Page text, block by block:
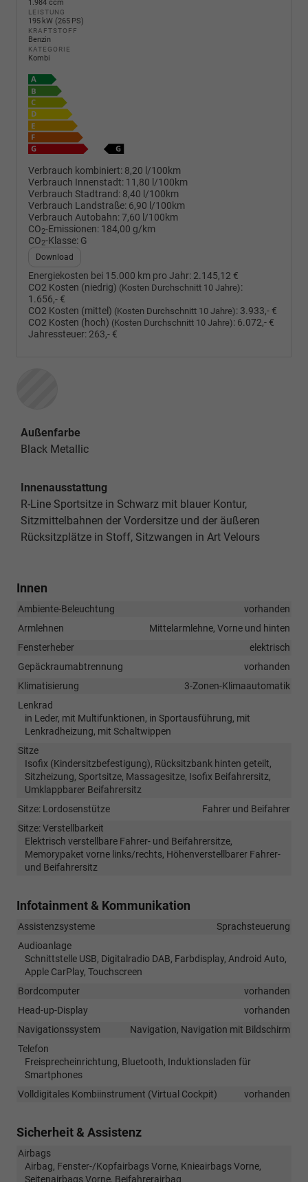
1.984 ccm
LEISTUNG
195 kW (265 PS)
KRAFTSTOFF
Benzin
KATEGORIE
Kombi
Verbrauch kombiniert: 8,20 l/100km
Verbrauch Innenstadt: 11,80 l/100km
Verbrauch Stadtrand: 8,40 l/100km
Verbrauch Landstraße: 6,90 l/100km
Verbrauch Autobahn:7,60 l/100km
CO2-Emissionen: 184,00 g/km
CO2-Klasse: G
Download
Energiekosten bei 15.000 km pro Jahr: 2.145,12 €
CO2 Kosten (niedrig) (Kosten Durchschnitt 10 Jahre):
1.656,- €
CO2 Kosten (mittel) (Kosten Durchschnitt 10 Jahre): 3.933,- €
CO2 Kosten (hoch) (Kosten Durchschnitt 10 Jahre): 6.072,- €
Jahressteuer: 263,- €
Außenfarbe
Black Metallic
Innenausstattung
R-Line Sportsitze in Schwarz mit blauer Kontur,
Sitzmittelbahnen der Vordersitze und der äußeren
Rücksitzplätze in Stoff, Sitzwangen in Art Velours
Innen
Ambiente-Beleuchtung
vorhanden
Armlehnen
Mittelarmlehne, Vorne und hinten
Fensterheber
elektrisch
Gepäckraumabtrennung
vorhanden
Klimatisierung
3-Zonen-Klimaautomatik
Lenkrad
in Leder, mit Multifunktionen, in Sportausführung, mit
Lenkradheizung, mit Schaltwippen
Sitze
Isofix (Kindersitzbefestigung), Rücksitzbank hinten geteilt,
Sitzheizung, Sportsitze, Massagesitze, Isofix Beifahrersitz,
Umklappbarer Beifahrersitz
Sitze: Lordosenstütze
Fahrer und Beifahrer
Sitze: Verstellbarkeit
Elektrisch verstellbare Fahrer- und Beifahrersitze,
Memorypaket vorne links/rechts, Höhenverstellbarer Fahrer-
und Beifahrersitz
Infotainment & Kommunikation
Assistenzsysteme
Sprachsteuerung
Audioanlage
Schnittstelle USB, Digitalradio DAB, Farbdisplay, Android Auto,
Apple CarPlay, Touchscreen
Bordcomputer
vorhanden
Head-up-Display
vorhanden
Navigationssystem
Navigation, Navigation mit Bildschirm
Telefon
Freisprecheinrichtung, Bluetooth, Induktionsladen für
Smartphones
Volldigitales Kombiinstrument (Virtual Cockpit)
vorhanden
Sicherheit & Assistenz
Airbags
Airbag, Fenster-/Kopfairbags Vorne, Knieairbags Vorne,
Seitenairbags Vorne, Beifahrerairbag